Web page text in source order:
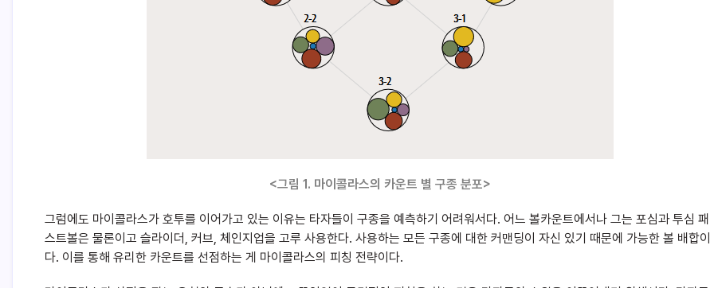
<그림 1. 마이콜라스의 카운트 별 구종 분포>
그럼에도 마이콜라스가 호투를 이어가고 있는 이유는 타자들이 구종을 예측하기 어려워서다. 어느 볼카운트에서나 그는 포심과 투심 패
스트볼은 물론이고 슬라이더, 커브, 체인지업을 고루 사용한다. 사용하는 모든 구종에 대한 커맨딩이 자신 있기 때문에 가능한 볼 배합이
다. 이를 통해 유리한 카운트를 선점하는 게 마이콜라스의 피칭 전략이다.